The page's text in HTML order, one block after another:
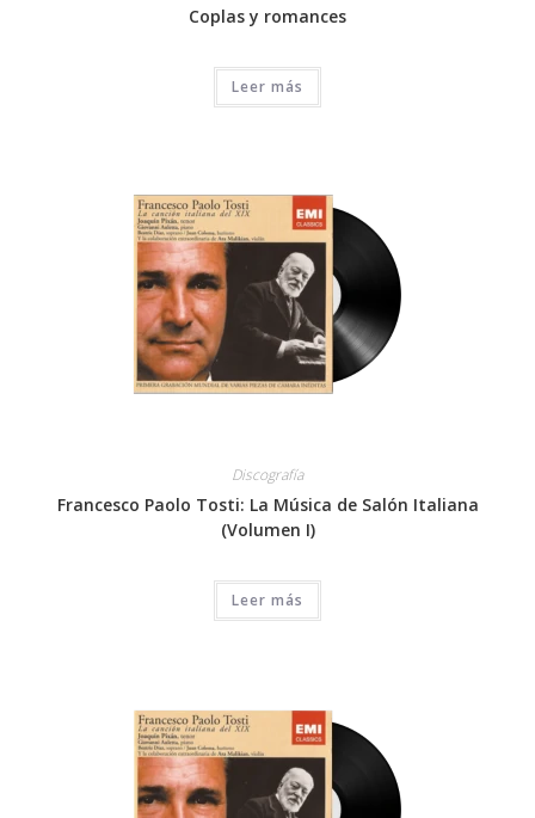
Coplas y romances
Leer más
Discografía
Francesco Paolo Tosti: La Música de Salón Italiana
(Volumen I)
Leer más